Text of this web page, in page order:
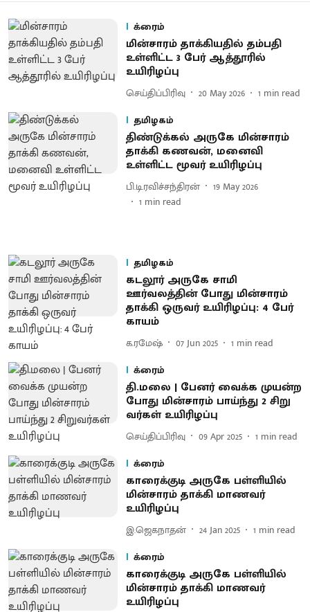
க்ரைம்
மின்சாரம் தாக்கியதில் தம்பதி
உள்ளிட்ட 3 பேர் ஆத்தூரில்
உயிரிழப்பு
செய்திப்பிரிவு 20 May 2026 1 min read
தமிழகம்
திண்டுக்கல் அருகே மின்சாரம்
தாக்கி கணவன், மனைவி
உள்ளிட்ட மூவர் உயிரிழப்பு
பி.டி.ரவிச்சந்திரன்
19 May 2026
1 min read
தமிழகம்
கடலூர் அருகே சாமி
ஊர்வலத்தின் போது மின்சாரம்
தாக்கி ஒருவர் உயிரிழப்பு: 4 பேர்
காயம்
க.ரமேஷ் 07 Jun 2025 1 min read
க்ரைம்
தி.மலை | பேனர் வைக்க முயன்​ற​
போது மின்​சா​ரம் பாய்ந்து 2 சிறு​
வர்கள்​ உயி​ரிழப்பு
செய்திப்பிரிவு 09 Apr 2025 1 min read
க்ரைம்
காரைக்குடி அருகே பள்ளியில்
மின்சாரம் தாக்கி மாணவர்
உயிரிழப்பு
இ.ஜெகநாதன் 24 Jan 2025 1 min read
க்ரைம்
காரைக்குடி அருகே பள்ளியில்
மின்சாரம் தாக்கி மாணவர்
உயிரிழப்பு